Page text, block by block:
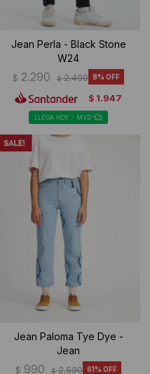
Jean Perla - Black Stone
W24
$ 2.290 $ 2.490 8
$ 1.947
LLEGA HOY - MVD
Jean Paloma Tye Dye -
Jean
$ 990 $ 2.590 61